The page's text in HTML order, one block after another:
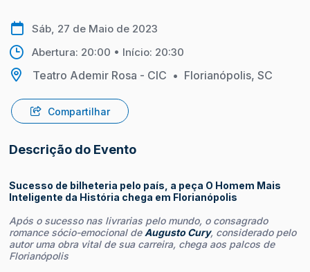
Sáb, 27 de Maio de 2023
Abertura: 20:00 • Início: 20:30
Teatro Ademir Rosa - CIC • Florianópolis, SC
Compartilhar
Descrição do Evento
Sucesso de bilheteria pelo país, a peça O Homem Mais
Inteligente da História chega em Florianópolis
Após o sucesso nas livrarias pelo mundo, o consagrado
romance sócio-emocional de Augusto Cury, considerado pelo
autor uma obra vital de sua carreira, chega aos palcos de
Florianópolis